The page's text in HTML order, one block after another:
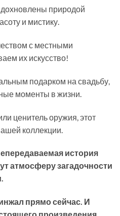
природой
и мистику.
с местными
их искусство!
подарком на свадьбу,
моменты в жизни.
ценитель оружия, этот
коллекции.
история
атмосферу загадочности
прямо сейчас. И